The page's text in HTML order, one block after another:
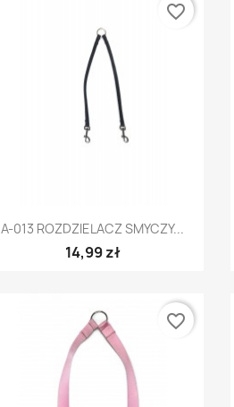
Szybki podgląd
A-013 ROZDZIELACZ SMYCZY...
14,99 zł
favorite_border
favorite_border